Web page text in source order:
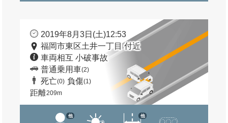
2019年8月3日(土)12:53
福岡市東区土井一丁目 付近
車両相互 小破事故
普通乗用車(2)
死亡(0) 負傷(1)
距離209m
他 他